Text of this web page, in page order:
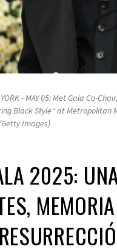
YORK - MAY 05: Met Gala Co-
Black Style" at Metropolitan
Images)
2025: